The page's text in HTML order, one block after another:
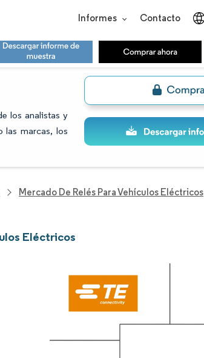
Informes Contacto
los analistas y
las marcas, los
Mercado De Relés Para Vehículos Eléctricos
Eléctricos